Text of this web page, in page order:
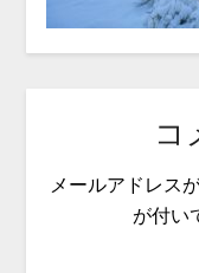
コ
メールアドレス
が付い